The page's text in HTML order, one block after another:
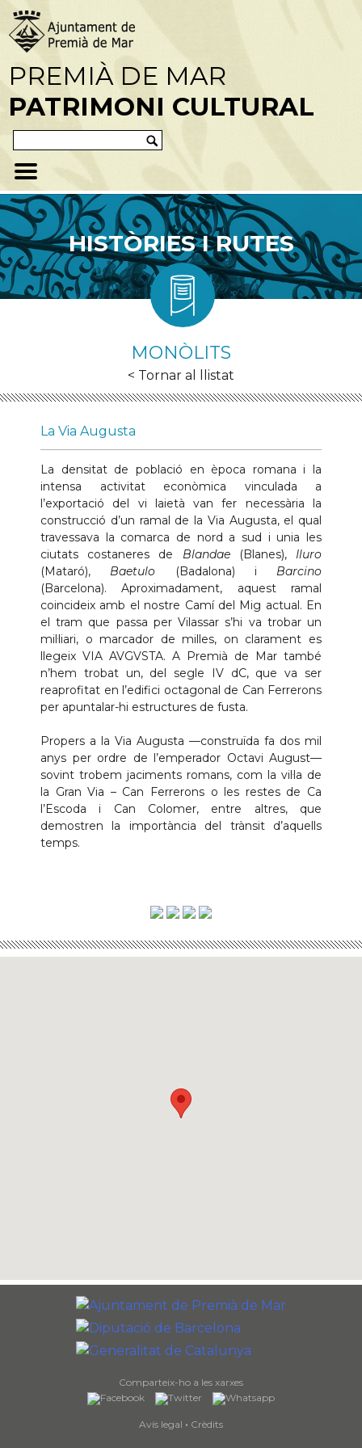
PREMIÀ DE MAR
PATRIMONI CULTURAL
HISTÒRIES I RUTES
MONÒLITS
< Tornar al llistat
La Via Augusta
La densitat de població en època romana i la
intensa activitat econòmica vinculada a
l’exportació del vi laietà van fer necessària la
construcció d’un ramal de la Via Augusta, el qual
travessava la comarca de nord a sud i unia les
ciutats costaneres de Blandae(Blanes), Iluro
(Mataró), Baetulo (Badalona) i Barcino
(Barcelona). Aproximadament, aquest ramal
coincideix amb el nostre Camí del Mig actual. En
el tram que passa per Vilassar s’hi va trobar un
mil·liari, o marcador de milles, on clarament es
llegeix VIA AVGVSTA. A Premià de Mar també
n’hem trobat un, del segle IV dC, que va ser
reaprofitat en l’edifici octagonal de Can Ferrerons
per apuntalar-hi estructures de fusta.
Propers a la Via Augusta —construïda fa dos mil
anys per ordre de l’emperador Octavi August—
sovint trobem jaciments romans, com la vil·la de
la Gran Via – Can Ferrerons o les restes de Ca
l’Escoda i Can Colomer, entre altres, que
demostren la importància del trànsit d’aquells
temps.
Comparteix-ho a les xarxes
Avís legal · Crèdits